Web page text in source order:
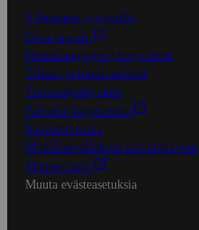
S-Business yrityksille
Oiva-raportit
Osuuskauppojen yhteystiedot
Tilaus- ja toimitusehdot
Tietosuojakäytäntö
Palvelun käyttöehdot
Saavutettavuus
Mobiilisovelluksen saavutettavuus
Mainostajalle
Muuta evästeasetuksia